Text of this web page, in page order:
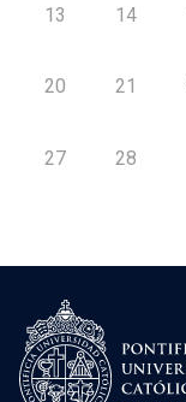
13 14
20 21
27 28